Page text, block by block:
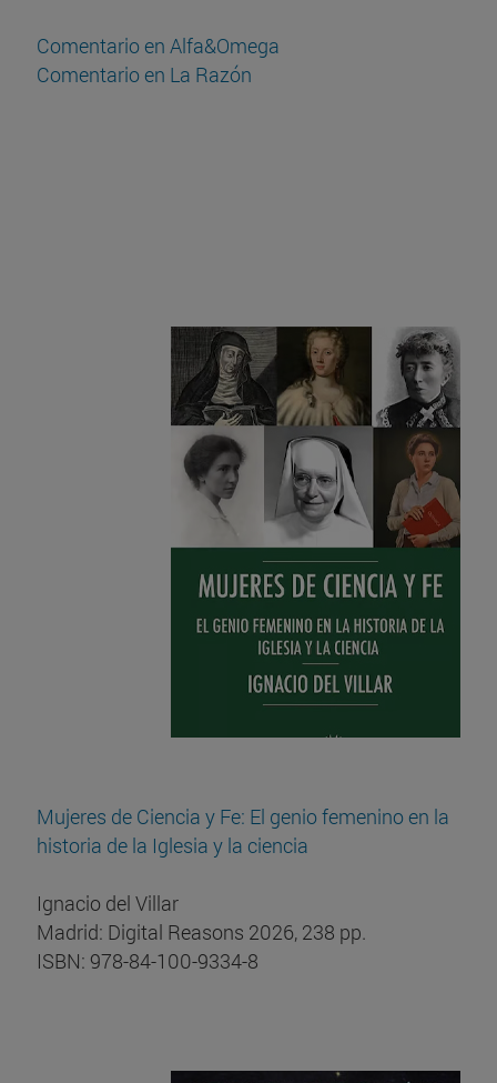
Comentario en Alfa&Omega
Comentario en La Razón
Mujeres de Ciencia y Fe: El genio femenino en la
historia de la Iglesia y la ciencia
Ignacio del Villar
Madrid: Digital Reasons 2026, 238 pp.
ISBN: 978-84-100-9334-8